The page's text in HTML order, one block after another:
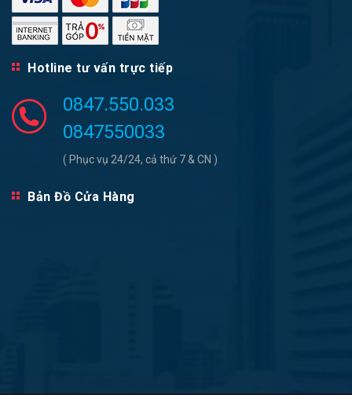
Hotline tư vấn trực tiếp
0847.550.033
0847550033
( Phục vụ 24/24, cả thứ 7 & CN )
Bản Đồ Cửa Hàng